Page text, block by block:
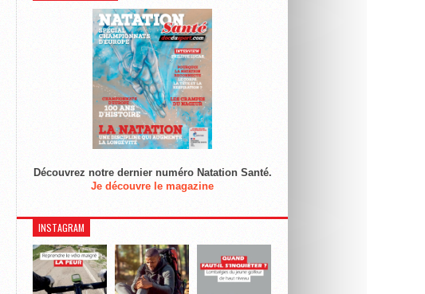
Découvrez notre dernier numéro Natation Santé.
Je découvre le magazine
INSTAGRAM